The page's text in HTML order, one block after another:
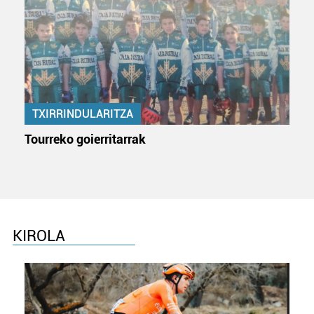
TXIRRINDULARITZA
Tourreko goierritarrak
KIROLA